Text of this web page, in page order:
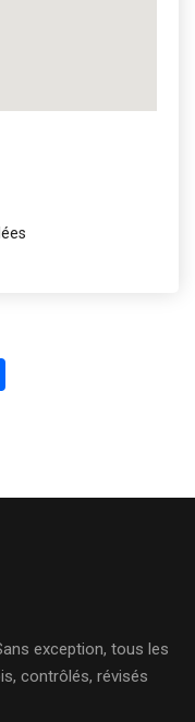
exception, tous les
contrôlés, révisés